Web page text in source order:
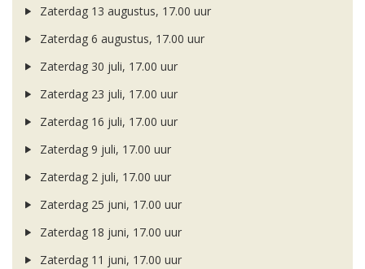
Zaterdag 13 augustus, 17.00 uur
Zaterdag 6 augustus, 17.00 uur
Zaterdag 30 juli, 17.00 uur
Zaterdag 23 juli, 17.00 uur
Zaterdag 16 juli, 17.00 uur
Zaterdag 9 juli, 17.00 uur
Zaterdag 2 juli, 17.00 uur
Zaterdag 25 juni, 17.00 uur
Zaterdag 18 juni, 17.00 uur
Zaterdag 11 juni, 17.00 uur